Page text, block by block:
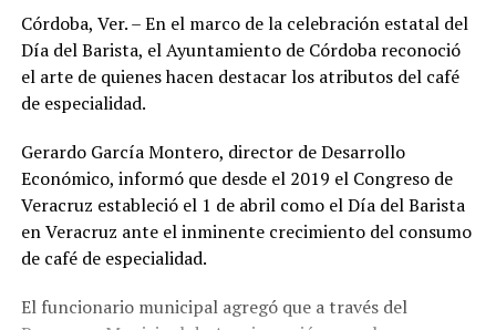
Córdoba, Ver. – En el marco de la celebración estatal del
Día del Barista, el Ayuntamiento de Córdoba reconoció
el arte de quienes hacen destacar los atributos del café
de especialidad.
Gerardo García Montero, director de Desarrollo
Económico, informó que desde el 2019 el Congreso de
Veracruz estableció el 1 de abril como el Día del Barista
en Veracruz ante el inminente crecimiento del consumo
de café de especialidad.
El funcionario municipal agregó que a través del